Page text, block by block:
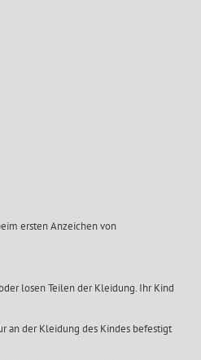
ersten Anzeichen von
losen Teilen der Kleidung. Ihr Kind
an der Kleidung des Kindes befestigt